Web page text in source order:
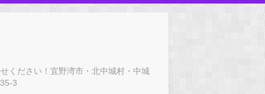
ください！宜野湾市・北中城村・中城
3